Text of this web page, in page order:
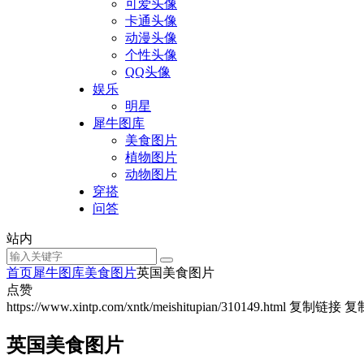
可爱头像
卡通头像
动漫头像
个性头像
QQ头像
娱乐
明星
犀牛图库
美食图片
植物图片
动物图片
穿搭
问答
站内
首页犀牛图库美食图片英国美食图片
点赞
https://www.xintp.com/xntk/meishitupian/310149.html 复制链接 复
英国美食图片